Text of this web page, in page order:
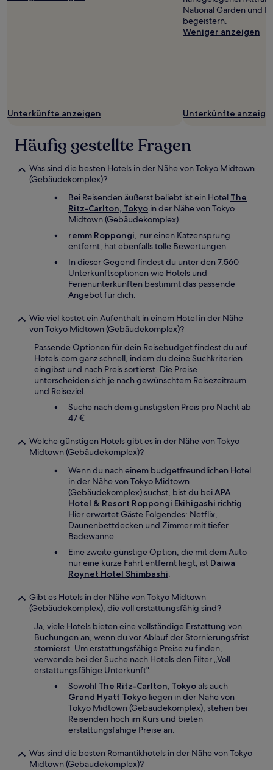
Unterkünfte anzeigen
National Garden und
begeistern.
Weniger anzeigen
Unterkünfte
Häufig gestellte Fragen
Was sind die besten Hotels in der Nähe von Tokyo Midtown
(Gebäudekomplex)?
Bei Reisenden äußerst beliebt ist ein Hotel The
Ritz-Carlton, Tokyo in der Nähe von Tokyo
Midtown (Gebäudekomplex).
remm Roppongi, nur einen Katzensprung
entfernt, hat ebenfalls tolle Bewertungen.
In dieser Gegend findest du unter den 7.560
Unterkunftsoptionen wie Hotels und
Ferienunterkünften bestimmt das passende
Angebot für dich.
Wie viel kostet ein Aufenthalt in einem Hotel in der Nähe
von Tokyo Midtown (Gebäudekomplex)?
Passende Optionen für dein Reisebudget findest du auf
Hotels.com ganz schnell, indem du deine Suchkriterien
eingibst und nach Preis sortierst. Die Preise
unterscheiden sich je nach gewünschtem Reisezeitraum
und Reiseziel.
Suche nach dem günstigsten Preis pro Nacht ab
47 €
Welche günstigen Hotels gibt es in der Nähe von Tokyo
Midtown (Gebäudekomplex)?
Wenn du nach einem budgetfreundlichen Hotel
in der Nähe von Tokyo Midtown
(Gebäudekomplex) suchst, bist du beiAPA
Hotel & Resort Roppongi Ekihigashi richtig.
Hier erwartet Gäste Folgendes: Netflix,
Daunenbettdecken und Zimmer mit tiefer
Badewanne.
Eine zweite günstige Option, die mit dem Auto
nur eine kurze Fahrt entfernt liegt, ist Daiwa
Roynet Hotel Shimbashi.
Gibt es Hotels in der Nähe von Tokyo Midtown
(Gebäudekomplex), die voll erstattungsfähig sind?
Ja, viele Hotels bieten eine vollständige Erstattung von
Buchungen an, wenn du vor Ablauf der Stornierungsfrist
stornierst. Um erstattungsfähige Preise zu finden,
verwende bei der Suche nach Hotels den Filter „Voll
erstattungsfähige Unterkunft".
Sowohl The Ritz-Carlton, Tokyo als auch
Grand Hyatt Tokyo liegen in der Nähe von
Tokyo Midtown (Gebäudekomplex), stehen bei
Reisenden hoch im Kurs und bieten
erstattungsfähige Preise an.
Was sind die besten Romantikhotels in der Nähe von Tokyo
Midtown (Gebäudekomplex)?